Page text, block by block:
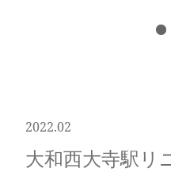
2022.02
大和西大寺駅リ